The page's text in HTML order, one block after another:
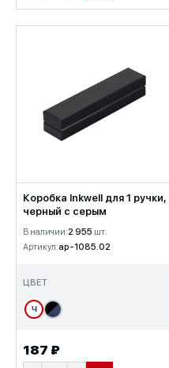
Коробка Inkwell для 1 ручки,
черный с серым
В наличии:2 955 шт.
Артикул:ap-1085.02
ЦВЕТ
Ч
187 ₽